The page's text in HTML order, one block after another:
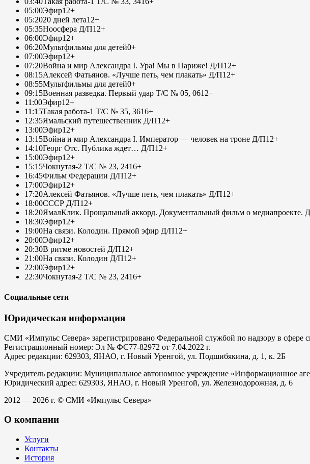
05:00Эфир12+
05:2020 дней лета12+
05:35Ноосфера Д/П12+
06:00Эфир12+
06:20Мультфильмы для детей0+
07:00Эфир12+
07:20Война и мир Александра I. Ура! Мы в Париже! Д/П12+
08:15Алексей Фатьянов. «Лучше петь, чем плакать» Д/П12+
08:55Мультфильмы для детей0+
09:15Военная разведка. Первый удар Т/С № 05, 0612+
11:00Эфир12+
11:15Такая работа-1 Т/С № 35, 3616+
12:35Ямальский путешественник Д/П12+
13:00Эфир12+
13:15Война и мир Александра I. Император — человек на троне Д/П12+
14:10Георг Отс. Публика ждет… Д/П12+
15:00Эфир12+
15:15Чокнутая-2 Т/С № 23, 2416+
16:45Фильм Федерации Д/П12+
17:00Эфир12+
17:20Алексей Фатьянов. «Лучше петь, чем плакать» Д/П12+
18:00СССР Д/П12+
18:20ЯмалКлик. Прощальный аккорд. Документальный фильм о медиапроекте.
18:30Эфир12+
19:00На связи. Колодин. Прямой эфир Д/П12+
20:00Эфир12+
20:30В ритме новостей Д/П12+
21:00На связи. Колодин Д/П12+
22:00Эфир12+
22:30Чокнутая-2 Т/С № 23, 2416+
Социальные сети
Юридическая информация
СМИ «Импульс Севера» зарегистрировано Федеральной службой по надзору в
Регистрационный номер: Эл № ФС77-82972 от 7.04.2022 г.
Адрес редакции: 629303, ЯНАО, г. Новый Уренгой, ул. Подшибякина, д. 1, к. 2Б
Учредитель редакции: Муниципальное автономное учреждение «Информационное
Юридический адрес: 629303, ЯНАО, г. Новый Уренгой, ул. Железнодорожная, д. 6
2012 — 2026 г. © СМИ «Импульс Севера»
О компании
Услуги
Контакты
История